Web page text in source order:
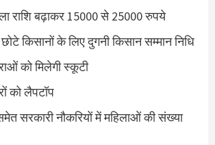
राशि बढ़ाकर 15000 से 25000 रुपये
किसानों के लिए दुगनी किसान सम्मान निधि
को मिलेगी स्कूटी
को लैपटॉप
सरकारी नौकरियों में महिलाओं की संख्या